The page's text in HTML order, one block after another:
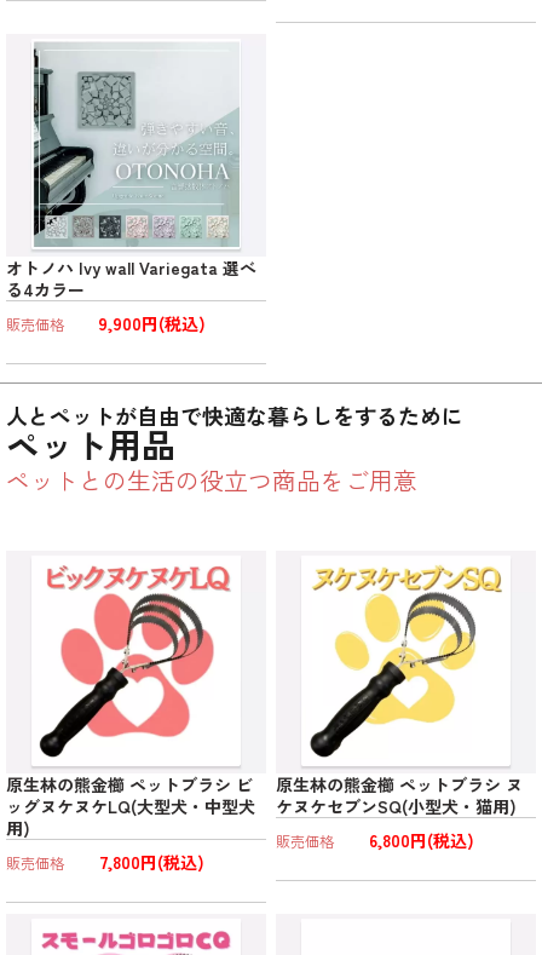
オトノハ Ivy wall Variegata 選べ
る4カラー
販売価格 9,900円(税込)
人とペットが自由で快適な暮らしをするために
ペット用品
ペットとの生活の役立つ商品をご用意
原生林の熊金櫛 ペットブラシ ビ
ッグヌケヌケLQ(大型犬・中型犬
用)
販売価格 7,800円(税込)
原生林の熊金櫛 ペットブラシ ヌ
ケヌケセブンSQ(小型犬・猫用)
販売価格 6,800円(税込)